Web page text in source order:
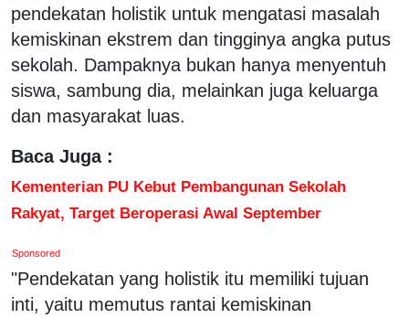
pendekatan holistik untuk mengatasi masalah
kemiskinan ekstrem dan tingginya angka putus
sekolah. Dampaknya bukan hanya menyentuh
siswa, sambung dia, melainkan juga keluarga
dan masyarakat luas.
Baca Juga :
Kementerian PU Kebut Pembangunan Sekolah
Rakyat, Target Beroperasi Awal September
Sponsored
"Pendekatan yang holistik itu memiliki tujuan
inti, yaitu memutus rantai kemiskinan